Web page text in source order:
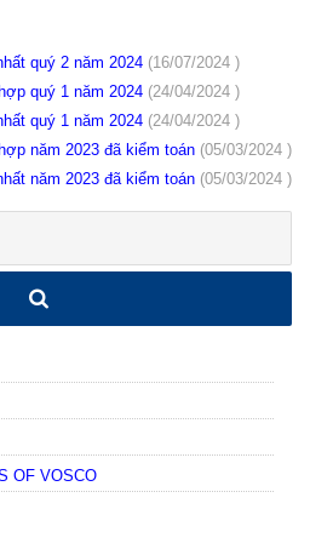
quý 2 năm 2024 (16/07/2024 )
quý 1 năm 2024 (24/04/2024 )
quý 1 năm 2024 (24/04/2024 )
năm 2023 đã kiểm toán (05/03/2024 )
năm 2023 đã kiểm toán (05/03/2024 )
OF VOSCO